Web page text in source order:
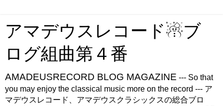
アマデウスレコード☃ブ
ログ組曲第４番
AMADEUSRECORD BLOG MAGAZINE --- So that
you may enjoy the classical music more on the record --- ア
マデウスレコード、アマデウスクラシックスの総合ブロ